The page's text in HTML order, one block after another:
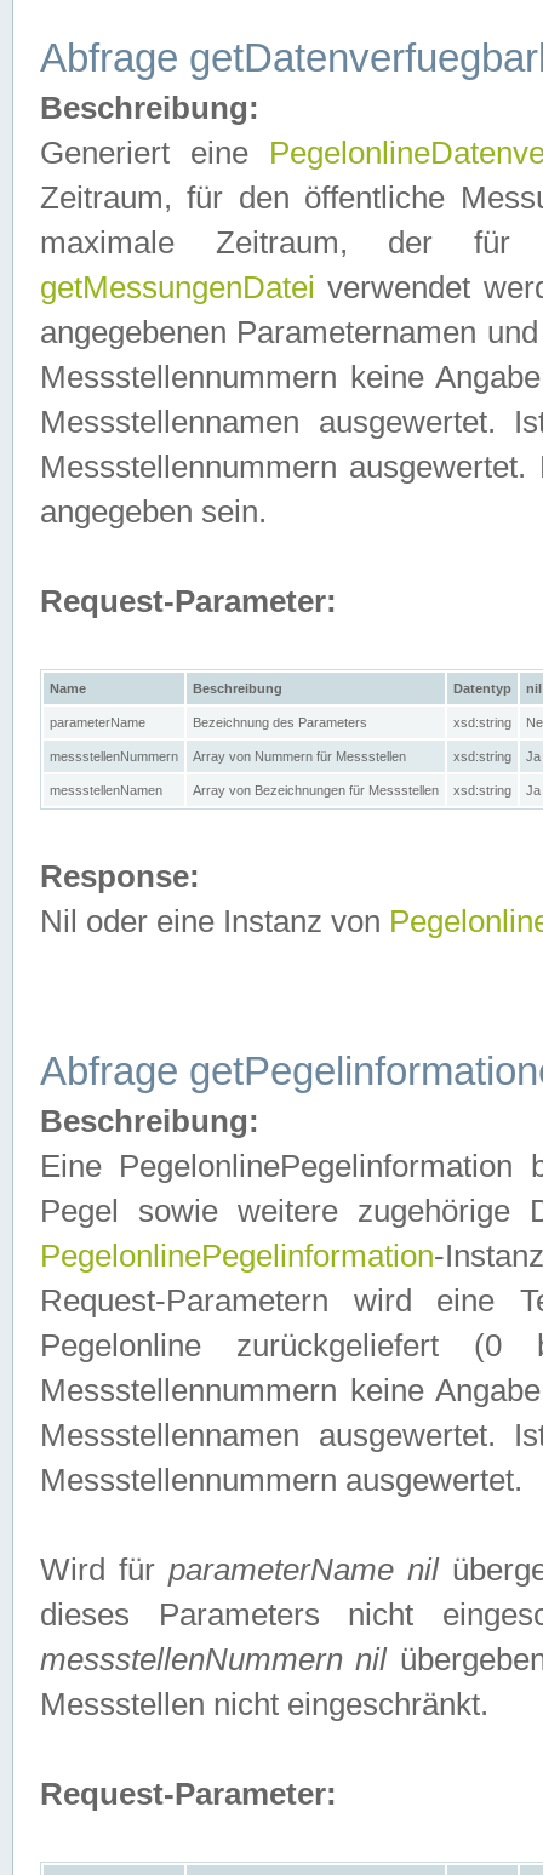
Abfrage
Beschreibung:
Generiert eine
Zeitraum, für den öffentliche
maximale Zeitraum, der
getMessungenDatei verwendet
angegebenen Parameternamen
Messstellennummern keine
Messstellennamen ausgewertet.
Messstellennummern
angegeben sein.
Request-Parameter:
Name Beschreibung Datentyp nil
parameterName Bezeichnung des Parameters xsd:string
messstellenNummern Array von Nummern für Messstellen xsd:string Ja
messstellenNamen Array von Bezeichnungen für Messstellen xsd:string Ja
Response:
Nil oder eine Instanz von
Abfrage
Beschreibung:
Eine
Pegel sowie weitere zugehörige
PegelonlinePegelinformation-
Request-Parametern wird eine
Pegelonline zurückgeliefert
Messstellennummern keine
Messstellennamen ausgewertet.
Messstellennummern ausgewertet.
Wird fürparameterName nil
dieses Parameters nicht
messstellenNummern nil
Messstellen nicht eingeschränkt.
Request-Parameter: